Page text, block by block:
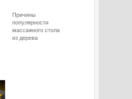
Причины
популярности
массажного стола
из дерева